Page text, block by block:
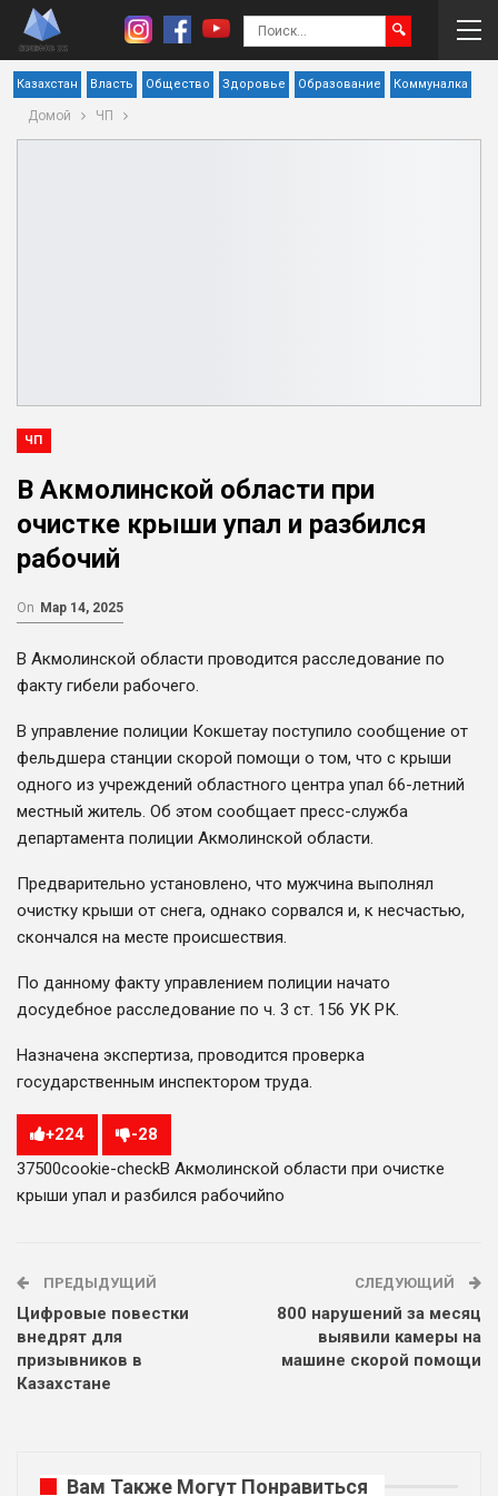
Казахстан Власть Общество Здоровье Образование Коммуналка
Домой ЧП
ЧП
В Акмолинской области при
очистке крыши упал и разбился
рабочий
On Мар 14, 2025
В Акмолинской области проводится расследование по
факту гибели рабочего.
В управление полиции Кокшетау поступило сообщение от
фельдшера станции скорой помощи о том, что с крыши
одного из учреждений областного центра упал 66-летний
местный житель. Об этом сообщает пресс-служба
департамента полиции Акмолинской области.
Предварительно установлено, что мужчина выполнял
очистку крыши от снега, однако сорвался и, к несчастью,
скончался на месте происшествия.
По данному факту управлением полиции начато
досудебное расследование по ч. 3 ст. 156 УК РК.
Назначена экспертиза, проводится проверка
государственным инспектором труда.
+224 -28
37500cookie-checkВ Акмолинской области при очистке
крыши упал и разбился рабочийno
ПРЕДЫДУЩИЙ
Цифровые повестки
внедрят для
призывников в
Казахстане
СЛЕДУЮЩИЙ
800 нарушений за месяц
выявили камеры на
машине скорой помощи
Вам Также Могут Понравиться